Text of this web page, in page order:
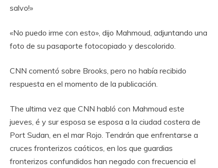
salvo!»
«No puedo irme con esto», dijo Mahmoud, adjuntando una
foto de su pasaporte fotocopiado y descolorido.
CNN comentó sobre Brooks, pero no había recibido
respuesta en el momento de la publicación.
The ultima vez que CNN habló con Mahmoud este
jueves, é y sur esposa se esposa a la ciudad costera de
Port Sudan, en el mar Rojo. Tendrán que enfrentarse a
cruces fronterizos caóticos, en los que guardias
fronterizos confundidos han negado con frecuencia el